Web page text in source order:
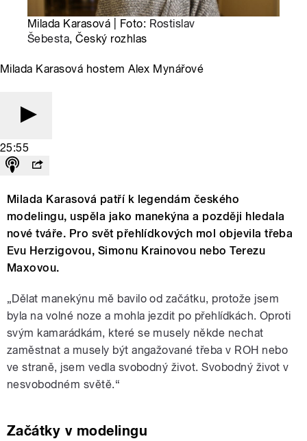
Milada Karasová | Foto: Rostislav
Šebesta, Český rozhlas
Milada Karasová hostem Alex Mynářové
25:55
Milada Karasová patří k legendám českého
modelingu, uspěla jako manekýna a později hledala
nové tváře. Pro svět přehlídkových mol objevila třeba
Evu Herzigovou, Simonu Krainovou nebo Terezu
Maxovou.
„Dělat manekýnu mě bavilo od začátku, protože jsem
byla na volné noze a mohla jezdit po přehlídkách. Oproti
svým kamarádkám, které se musely někde nechat
zaměstnat a musely být angažované třeba v ROH nebo
ve straně, jsem vedla svobodný život. Svobodný život v
nesvobodném světě.“
Začátky v modelingu